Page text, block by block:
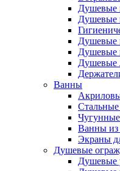
Душевые
Душевые
Душевые
Душевые
Душевые
Ванны
Ванны из
Экраны
Душевые
Душевые